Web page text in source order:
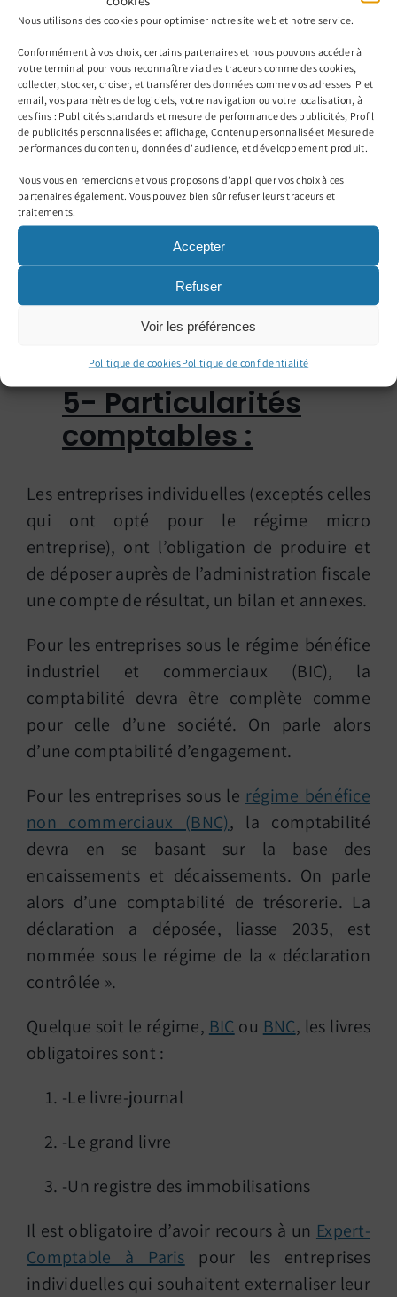
Nous utilisons des cookies pour optimiser notre site web et notre service.
Conformément à vos choix, certains partenaires et nous pouvons accéder à
votre terminal pour vous reconnaître via des traceurs comme des cookies,
collecter, stocker, croiser, et transférer des données comme vos adresses IP et
email, vos paramètres de logiciels, votre navigation ou votre localisation, à
ces fins : Publicités standards et mesure de performance des publicités, Profil
de publicités personnalisées et affichage, Contenu personnalisé et Mesure de
performances du contenu, données d'audience, et développement produit.
Nous vous en remercions et vous proposons d'appliquer vos choix à ces
partenaires également. Vous pouvez bien sûr refuser leurs traceurs et
traitements.
Accepter
Refuser
Voir les préférences
Politique de cookiesPolitique de confidentialité
demander la saisie des biens personnels
pour se faire rembourser.
Pour pallier à ce risque, l’entrepreneur peut :
-Faire une déclaration d’insaisissabilité
professionnelle.
-Faire une option pour l’entreprise
individuelle à responsabilité limité,
l’EIRL, en affectant à son activité
uniquement les biens personnels qui
5- Particularités
comptables :
Les entreprises individuelles (exceptés celles
qui ont opté pour le régime micro
entreprise), ont l’obligation de produire et
de déposer auprès de l’administration fiscale
une compte de résultat, un bilan et annexes.
Pour les entreprises sous le régime bénéfice
industriel et commerciaux (BIC), la
comptabilité devra être complète comme
pour celle d’une société. On parle alors
d’une comptabilité d’engagement.
Pour les entreprises sous le régime bénéfice
non commerciaux (BNC), la comptabilité
devra en se basant sur la base des
encaissements et décaissements. On parle
alors d’une comptabilité de trésorerie. La
déclaration a déposée, liasse 2035, est
nommée sous le régime de la « déclaration
contrôlée ».
Quelque soit le régime, BIC ou BNC, les livres
obligatoires sont :
-Le livre-journal
-Le grand livre
-Un registre des immobilisations
Il est obligatoire d’avoir recours à un Expert-
Comptable à Paris pour les entreprises
individuelles qui souhaitent externaliser leur